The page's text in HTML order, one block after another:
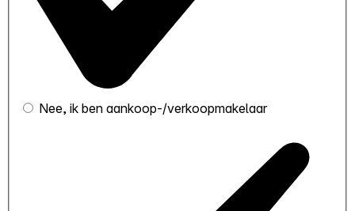
Nee, ik ben aankoop-/verkoopmakelaar